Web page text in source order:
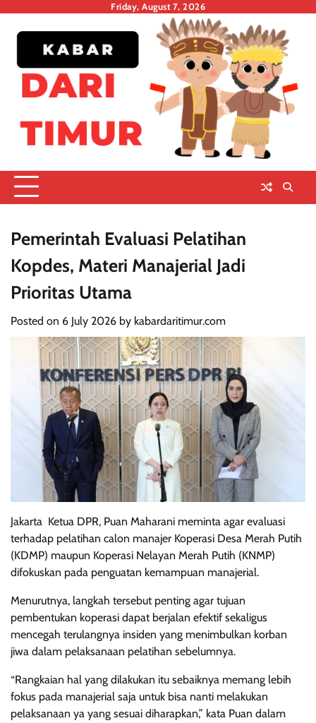
Friday, August 7, 2026
Pemerintah Evaluasi Pelatihan
Kopdes, Materi Manajerial Jadi
Prioritas Utama
Posted on 6 July 2026 by kabardaritimur.com
Jakarta  Ketua DPR, Puan Maharani meminta agar evaluasi
terhadap pelatihan calon manajer Koperasi Desa Merah Putih
(KDMP) maupun Koperasi Nelayan Merah Putih (KNMP)
difokuskan pada penguatan kemampuan manajerial.
Menurutnya, langkah tersebut penting agar tujuan
pembentukan koperasi dapat berjalan efektif sekaligus
mencegah terulangnya insiden yang menimbulkan korban
jiwa dalam pelaksanaan pelatihan sebelumnya.
“Rangkaian hal yang dilakukan itu sebaiknya memang lebih
fokus pada manajerial saja untuk bisa nanti melakukan
pelaksanaan ya yang sesuai diharapkan,” kata Puan dalam